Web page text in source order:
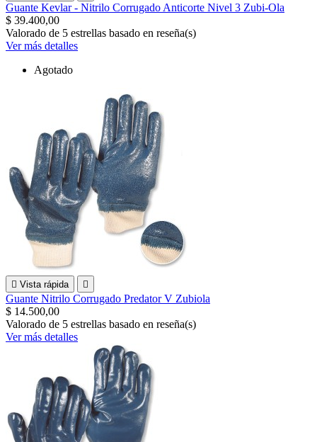
Guante Kevlar - Nitrilo Corrugado Anticorte Nivel 3 Zubi-Ola
$ 39.400,00
Valorado de 5 estrellas basado en reseña(s)
Ver más detalles
Agotado
 Vista rápida 
Guante Nitrilo Corrugado Predator V Zubiola
$ 14.500,00
Valorado de 5 estrellas basado en reseña(s)
Ver más detalles